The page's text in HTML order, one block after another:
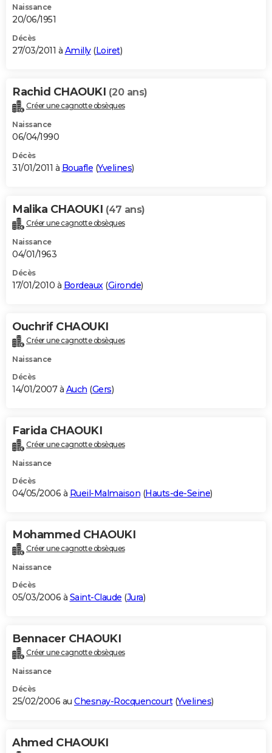
Naissance
20/06/1951
Décès
27/03/2011 à Amilly(Loiret)
Rachid CHAOUKI (20 ans)
Créer une cagnotte obsèques
Naissance
06/04/1990
Décès
31/01/2011 à Bouafle (Yvelines)
Malika CHAOUKI (47 ans)
Créer une cagnotte obsèques
Naissance
04/01/1963
Décès
17/01/2010 à Bordeaux(Gironde)
Ouchrif CHAOUKI
Créer une cagnotte obsèques
Naissance
Décès
14/01/2007 à Auch (Gers)
Farida CHAOUKI
Créer une cagnotte obsèques
Naissance
Décès
04/05/2006 à Rueil-Malmaison (Hauts-de-Seine)
Mohammed CHAOUKI
Créer une cagnotte obsèques
Naissance
Décès
05/03/2006 à Saint-Claude (Jura)
Bennacer CHAOUKI
Créer une cagnotte obsèques
Naissance
Décès
25/02/2006 au Chesnay-Rocquencourt(Yvelines)
Ahmed CHAOUKI